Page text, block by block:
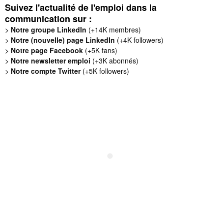
Suivez l'actualité de l'emploi dans la
communication sur :
> Notre groupe LinkedIn (+14K membres)
> Notre (nouvelle) page LinkedIn (+4K followers)
> Notre page Facebook (+5K fans)
> Notre newsletter emploi (+3K abonnés)
> Notre compte Twitter(+5K followers)